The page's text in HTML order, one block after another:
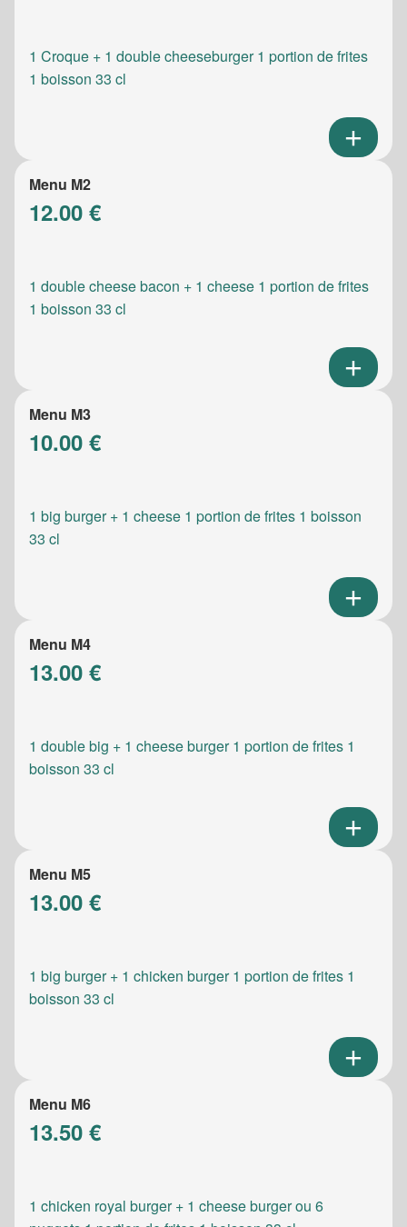
1 Croque + 1 double cheeseburger 1 portion de frites
1 boisson 33 cl
Menu M2
12.00 €
1 double cheese bacon + 1 cheese 1 portion de frites
1 boisson 33 cl
Menu M3
10.00 €
1 big burger + 1 cheese 1 portion de frites 1 boisson
33 cl
Menu M4
13.00 €
1 double big + 1 cheese burger 1 portion de frites 1
boisson 33 cl
Menu M5
13.00 €
1 big burger + 1 chicken burger 1 portion de frites 1
boisson 33 cl
Menu M6
13.50 €
1 chicken royal burger + 1 cheese burger ou 6